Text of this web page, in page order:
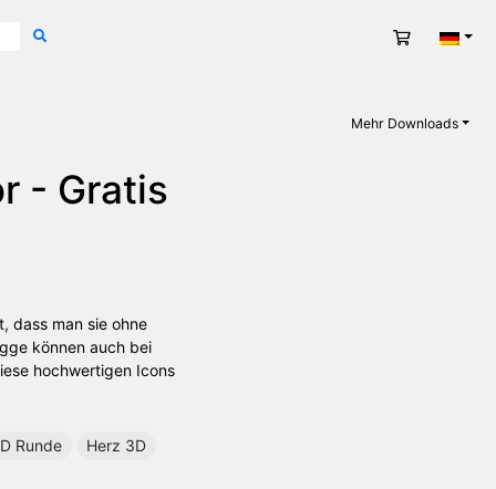
Warenkorb
Mehr Downloads
- Gratis
dass man sie ohne
können auch bei
hochwertigen Icons
Runde Herz 3D